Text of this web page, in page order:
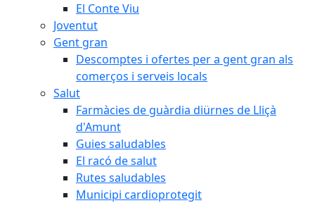
El Conte Viu
Joventut
Gent gran
Descomptes i ofertes per a gent gran als
comerços i serveis locals
Salut
Farmàcies de guàrdia diürnes de Lliçà
d'Amunt
Guies saludables
El racó de salut
Rutes saludables
Municipi cardioprotegit